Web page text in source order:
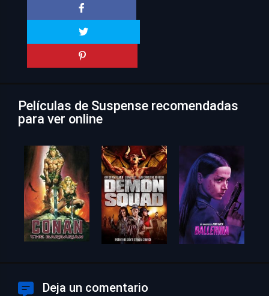
Películas de Suspense recomendadas
para ver online
Deja un comentario